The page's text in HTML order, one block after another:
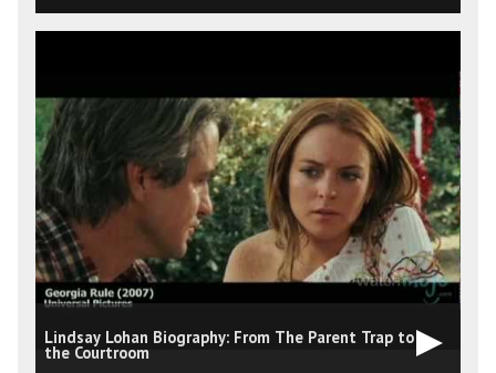
Lindsay Lohan Biography: From The Parent Trap to
the Courtroom